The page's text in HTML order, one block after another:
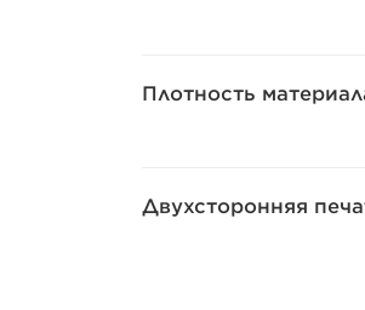
Плотность
Двухсторонняя